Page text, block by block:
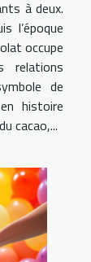
à deux.
l’époque
occupe
relations
de
histoire
cacao,...